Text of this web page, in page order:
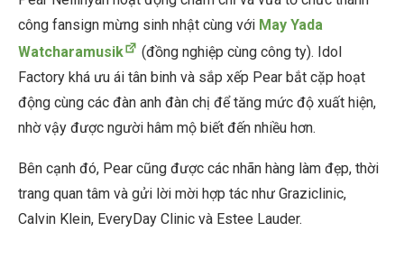
công fansign mừng sinh nhật cùng với May Yada
Watcharamusik
(đồng nghiệp cùng công ty). Idol
Factory khá ưu ái tân binh và sắp xếp Pear bắt cặp hoạt
động cùng các đàn anh đàn chị để tăng mức độ xuất hiện,
nhờ vậy được người hâm mộ biết đến nhiều hơn.
Bên cạnh đó, Pear cũng được các nhãn hàng làm đẹp, thời
trang quan tâm và gửi lời mời hợp tác như Graziclinic,
Calvin Klein, EveryDay Clinic và Estee Lauder.